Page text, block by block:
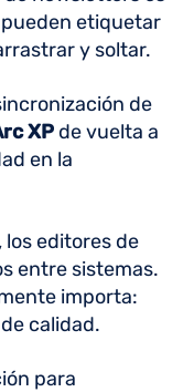
pueden etiquetar
y soltar.
de
XP de vuelta a
en la
editores de
entre sistemas.
importa:
calidad.
para